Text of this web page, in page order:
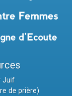
Juif
de prière)